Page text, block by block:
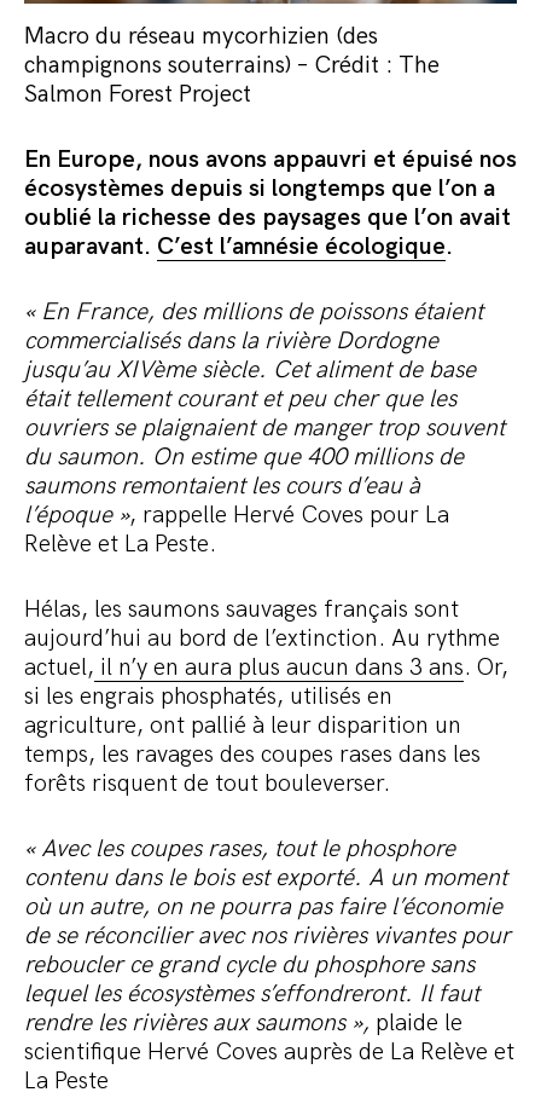
Macro du réseau mycorhizien (des
champignons souterrains) – Crédit : The
Salmon Forest Project
En Europe, nous avons appauvri et épuisé nos
écosystèmes depuis si longtemps que l’on a
oublié la richesse des paysages que l’on avait
auparavant. C’est l’amnésie écologique.
« En France, des millions de poissons étaient
commercialisés dans la rivière Dordogne
jusqu’au XIVème siècle. Cet aliment de base
était tellement courant et peu cher que les
ouvriers se plaignaient de manger trop souvent
du saumon. On estime que 400 millions de
saumons remontaient les cours d’eau à
l’époque », rappelle Hervé Coves pour La
Relève et La Peste.
Hélas, les saumons sauvages français sont
aujourd’hui au bord de l’extinction. Au rythme
actuel, il n’y en aura plus aucun dans 3 ans. Or,
si les engrais phosphatés, utilisés en
agriculture, ont pallié à leur disparition un
temps, les ravages des coupes rases dans les
forêts risquent de tout bouleverser.
« Avec les coupes rases, tout le phosphore
contenu dans le bois est exporté. A un moment
où un autre, on ne pourra pas faire l’économie
de se réconcilier avec nos rivières vivantes pour
reboucler ce grand cycle du phosphore sans
lequel les écosystèmes s’effondreront. Il faut
rendre les rivières aux saumons », plaide le
scientifique Hervé Coves auprès de La Relève et
La Peste